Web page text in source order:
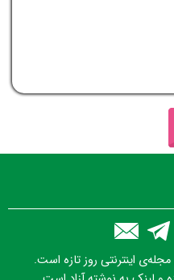
اینترنتی روز تازه است.